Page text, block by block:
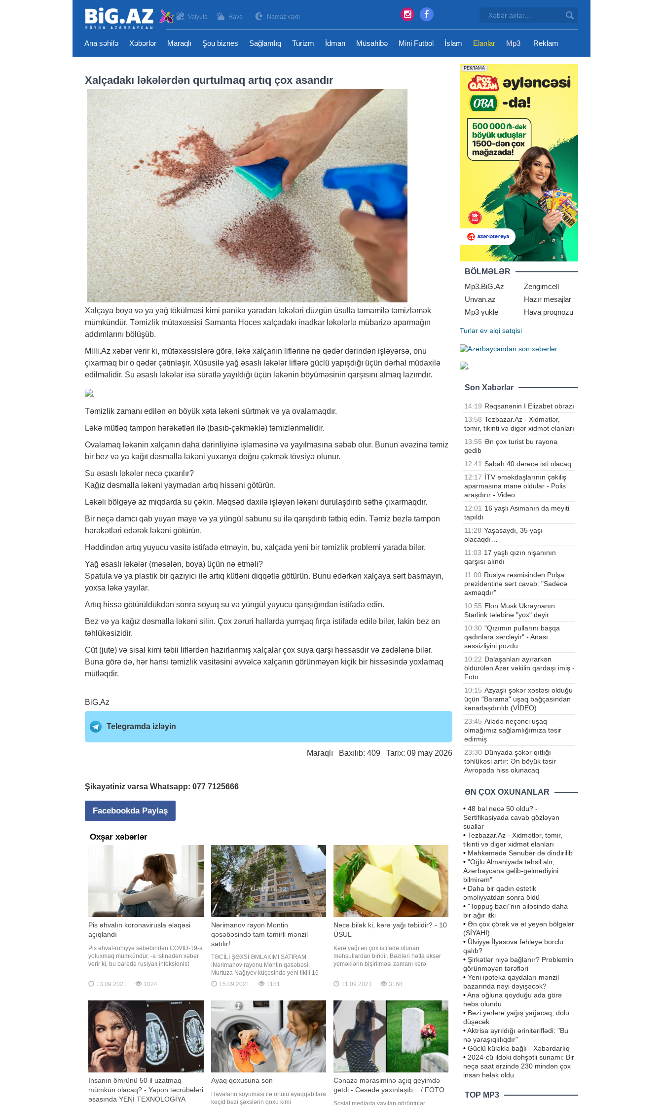
Valyuta Hava Namaz vaxtı
Ana səhifə Xəbərlər Maraqlı Şou biznes Sağlamlıq Turizm İdman Müsahibə Mini Futbol İslam Elanlar Mp3 Reklam
Xalçadakı ləkələrdən qurtulmaq artıq çox asandır
Xalçaya boya və ya yağ tökülməsi kimi panika yaradan ləkələri düzgün üsulla tamamilə təmizləmək
mümkündür. Təmizlik mütəxəssisi Samanta Hoces xalçadakı inadkar ləkələrlə mübarizə aparmağın
addımlarını bölüşüb.
Milli.Az xəbər verir ki, mütəxəssislərə görə, ləkə xalçanın liflərinə nə qədər dərindən işləyərsə, onu
çıxarmaq bir o qədər çətinləşir. Xüsusilə yağ əsaslı ləkələr liflərə güclü yapışdığı üçün dərhal müdaxilə
edilməlidir. Su əsaslı ləkələr isə sürətlə yayıldığı üçün ləkənin böyüməsinin qarşısını almaq lazımdır.
Təmizlik zamanı edilən ən böyük xəta ləkəni sürtmək və ya ovalamaqdır.
Ləkə mütləq tampon hərəkətləri ilə (basıb-çəkməklə) təmizlənməlidir.
Ovalamaq ləkənin xalçanın daha dərinliyinə işləməsinə və yayılmasına səbəb olur. Bunun əvəzinə təmiz
bir bez və ya kağıt dəsmalla ləkəni yuxarıya doğru çəkmək tövsiyə olunur.
Su əsaslı ləkələr necə çıxarılır?
Kağız dəsmalla ləkəni yaymadan artıq hissəni götürün.
Ləkəli bölgəyə az miqdarda su çəkin. Məqsəd daxilə işləyən ləkəni durulaşdırıb səthə çıxarmaqdır.
Bir neçə damcı qab yuyan maye və ya yüngül sabunu su ilə qarışdırıb tətbiq edin. Təmiz bezlə tampon
hərəkətləri edərək ləkəni götürün.
Həddindən artıq yuyucu vasitə istifadə etməyin, bu, xalçada yeni bir təmizlik problemi yarada bilər.
Yağ əsaslı ləkələr (məsələn, boya) üçün nə etməli?
Spatula və ya plastik bir qazıyıcı ilə artıq kütləni diqqətlə götürün. Bunu edərkən xalçaya sərt basmayın,
yoxsa ləkə yayılar.
Artıq hissə götürüldükdən sonra soyuq su və yüngül yuyucu qarışığından istifadə edin.
Bez və ya kağız dəsmalla ləkəni silin. Çox zəruri hallarda yumşaq fırça istifadə edilə bilər, lakin bez ən
təhlükəsizidir.
Cüt (jute) və sisal kimi təbii liflərdən hazırlanmış xalçalar çox suya qarşı həssasdır və zədələnə bilər.
Buna görə də, hər hansı təmizlik vasitəsini əvvəlcə xalçanın görünməyən kiçik bir hissəsində yoxlamaq
mütləqdir.
BiG.Az
Telegramda izləyin
Maraqlı Baxılıb: 409 Tarix: 09 may 2026
Şikayətiniz varsa Whatsapp: 077 7125666
Facebookda Paylaş
Oxşar xəbərlər
Pis əhvalın koronavirusla əlaqəsi
açıqlandı
Pis əhval-ruhiyyə səbəbindən COVID-19-a
yoluxmaq mümkündür. -a istinadən xəbər
verir ki, bu barədə rusiyalı infeksionist
gözlənilməz səbəbləri barədə danışarkən
bildirib. Həkimin sözlərinə görə, insanın
təsiri var. "Qorxu
13.09.2021 1024
Nərimanov rayon Montin
qəsəbəsində tam təmirli mənzil
satılır!
TƏCİLİ ŞƏXSİ ƏMLAKIMI SATIRAM
!Nərimanov rayonu Montin qəsəbəsi,
Murtuza Nağıyev küçəsində yeni tikili 16
mərtəbəli binanın 6-cı mərtəbəsində
yerləşir. Tikili sahəsi 52 kv.m olan mənzil
qovşaq, dəhliz və iki eyvandan ibarətdir.
Qaz, su, işıq daimidir. İstilik sistem
15.09.2021 1181
Necə bilək ki, kərə yağı təbiidir? - 10
ÜSUL
Kərə yağı ən çox istifadə olunan
məhsullardan biridir. Bəziləri hətta əksər
yeməklərin bişirilməsi zamanı kərə
üstünlük verilən kərə yağının təbii olub-
olmadığını necə bilmək olar?. Kərə yağının
kərə yağının A
11.09.2021 3168
İnsanın ömrünü 50 il uzatmaq
mümkün olacaq? - Yapon təcrübələri
əsasında YENİ TEXNOLOGİYA
Ayaq qoxusuna son
Havaların soyuması ilə örtülü ayaqqabılara
keçid bəzi şəxslərin qoxu kimi
Cənazə mərasiminə açıq geyimdə
getdi - Cəsədə yaxınlaşıb... / FOTO
Sosial mediada yayılan görüntülər
BÖLMƏLƏR
Mp3.BiG.Az
Zengimcell
Unvan.az
Hazır mesajlar
Mp3 yukle
Hava proqnozu
Turlar ev alqi satqisi
Son Xəbərlər
14:19 Rəqsanənin I Elizabet obrazı
13:58 Tezbazar.Az - Xidmətlər,
təmir, tikinti və digər xidmət elanları
13:55 Ən çox turist bu rayona
gedib
12:41 Sabah 40 dərəcə isti olacaq
12:17 İTV əməkdaşlarının çəkiliş
aparmasına mane oldular - Polis
araşdırır - Video
12:01 16 yaşlı Asimanın da meyiti
tapıldı
11:28 Yaşasaydı, 35 yaşı
olacaqdı…
11:03 17 yaşlı qızın nişanının
qarşısı alındı
11:00 Rusiya rəsmisindən Polşa
prezidentinə sərt cavab: "Sadəcə
axmaqdır"
10:55 Elon Musk Ukraynanın
Starlink tələbinə "yox" deyir
10:30 "Qızımın pullarını başqa
qadınlara xərcləyir" - Anası
səssizliyini pozdu
10:22 Dalaşanları ayırarkən
öldürülən Azər vəkilin qardaşı imiş -
Foto
10:15 Azyaşlı şəkər xəstəsi olduğu
üçün "Barama" uşaq bağçasından
kənarlaşdırılıb (VİDEO)
23:45 Ailədə neçənci uşaq
olmağımız sağlamlığımıza təsir
edirmiş
23:30 Dünyada şəkər qıtlığı
təhlükəsi artır: Ən böyük təsir
Avropada hiss olunacaq
ƏN ÇOX OXUNANLAR
• 48 bal necə 50 oldu? -
Sertifikasiyada cavab gözləyən
suallar
• Tezbazar.Az - Xidmətlər, təmir,
tikinti və digər xidmət elanları
• Məhkəmədə Sənubər də dindirilib
• "Oğlu Almaniyada təhsil alır,
Azərbaycana gəlib-gəlmədiyini
bilmirəm"
• Daha bir qadın estetik
əməliyyatdan sonra öldü
• "Toppuş bacı"nın ailəsində daha
bir ağır itki
• Ən çox çörək və ət yeyən bölgələr
(SİYAHI)
• Ülviyyə İlyasova fəhləyə borclu
qalıb?
• Şirkətlər niyə bağlanır? Problemin
görünməyən tərəfləri
• Yeni ipoteka qaydaları mənzil
bazarında nəyi dəyişəcək?
•Ana oğluna qoyduğu ada görə
həbs olundu
• Bəzi yerlərə yağış yağacaq, dolu
düşəcək
•Aktrisa ayrıldığı ərinitəriflədi: "Bu
nə yaraşıqlılıqdır"
• Güclü küləklə bağlı - Xəbərdarlıq
• 2024-cü ildəki dəhşətli sunami: Bir
neçə saat ərzində 230 mindən çox
insan həlak oldu
TOP MP3